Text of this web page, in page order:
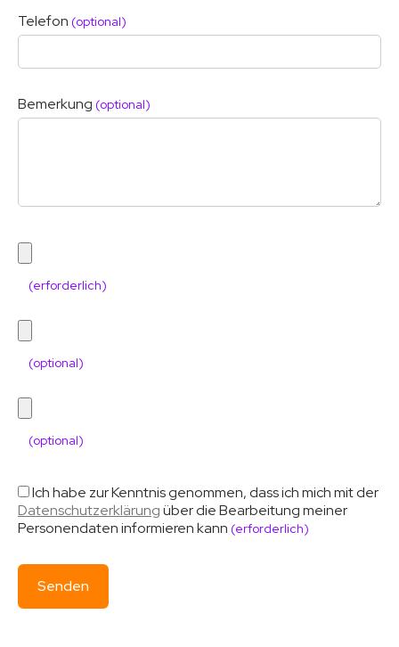
Telefon (optional)
Bemerkung (optional)
(erforderlich)
(optional)
(optional)
Ich habe zur Kenntnis genommen, dass ich mich mit der
Datenschutzerklärungüber die Bearbeitung meiner
Personendaten informieren kann (erforderlich)